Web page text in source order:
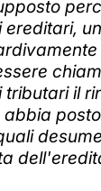
il